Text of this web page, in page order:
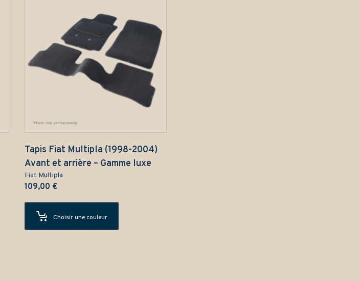
Tapis Fiat Multipla (1998-2004)
Avant et arrière – Gamme luxe
Fiat Multipla
109,00 €
Choisir une couleur